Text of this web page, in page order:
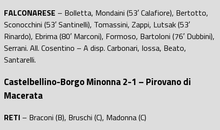
FALCONARESE – Bolletta, Mondaini (53′ Calafiore), Bertotto,
Sconocchini (53′ Santinelli), Tomassini, Zappi, Lutsak (53′
Rinardo), Ebrima (80′ Marconi), Formoso, Bartoloni (76′ Dubbini),
Serrani. All. Cosentino – A disp. Carbonari, Iossa, Beato,
Santarelli.
Castelbellino-Borgo Minonna 2-1 – Pirovano di
Macerata
RETI – Braconi (B), Bruschi (C), Madonna (C)